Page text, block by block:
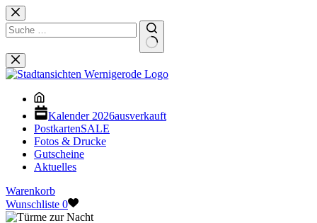
Zum
Inhalt
springen
Keine
Ergebnisse
Kalender 2026ausverkauft
PostkartenSALE
Fotos & Drucke
Gutscheine
Aktuelles
Warenkorb
Wunschliste 0